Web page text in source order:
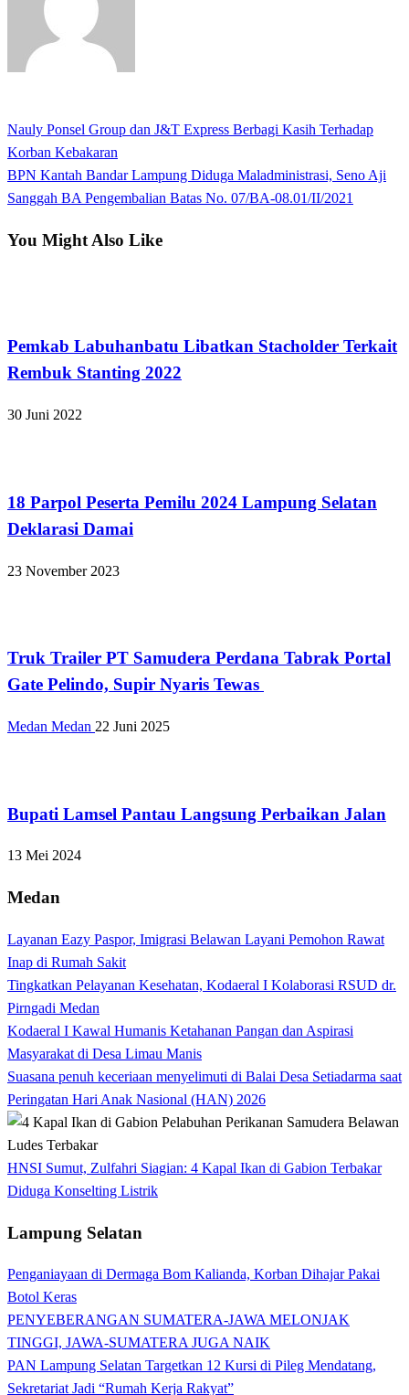
Navigasi
pos
Previous
Post
Nauly Ponsel Group dan J&T Express Berbagi Kasih Terhadap
Korban Kebakaran
Next
Post
BPN Kantah Bandar Lampung Diduga Maladministrasi, Seno Aji
Sanggah BA Pengembalian Batas No. 07/BA-08.01/II/2021
You Might Also Like
Pemkab Labuhanbatu Libatkan Stacholder Terkait
Rembuk Stanting 2022
30 Juni 2022
18 Parpol Peserta Pemilu 2024 Lampung Selatan
Deklarasi Damai
23 November 2023
Truk Trailer PT Samudera Perdana Tabrak Portal
Gate Pelindo, Supir Nyaris Tewas
Medan Medan 22 Juni 2025
Bupati Lamsel Pantau Langsung Perbaikan Jalan
13 Mei 2024
Medan
Layanan Eazy Paspor, Imigrasi Belawan Layani Pemohon Rawat
Inap di Rumah Sakit
Tingkatkan Pelayanan Kesehatan, Kodaeral I Kolaborasi RSUD dr.
Pirngadi Medan‎
Kodaeral I Kawal Humanis Ketahanan Pangan dan Aspirasi
Masyarakat di Desa Limau Manis
Suasana penuh keceriaan menyelimuti di Balai Desa Setiadarma saat
Peringatan Hari Anak Nasional (HAN) 2026
HNSI Sumut, Zulfahri Siagian: 4 Kapal Ikan di Gabion Terbakar
Diduga Konselting Listrik
Lampung Selatan
Penganiayaan di Dermaga Bom Kalianda, Korban Dihajar Pakai
Botol Keras
PENYEBERANGAN SUMATERA-JAWA MELONJAK
TINGGI, JAWA-SUMATERA JUGA NAIK
PAN Lampung Selatan Targetkan 12 Kursi di Pileg Mendatang,
Sekretariat Jadi “Rumah Kerja Rakyat”